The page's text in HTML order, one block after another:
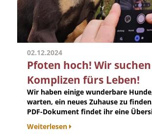
02.12.2024
Pfoten hoch! Wir suchen
Komplizen fürs Leben!
Wir haben einige wunderbare
warten, ein neues Zuhause zu
PDF-Dokument findet ihr eine
Weiterlesen